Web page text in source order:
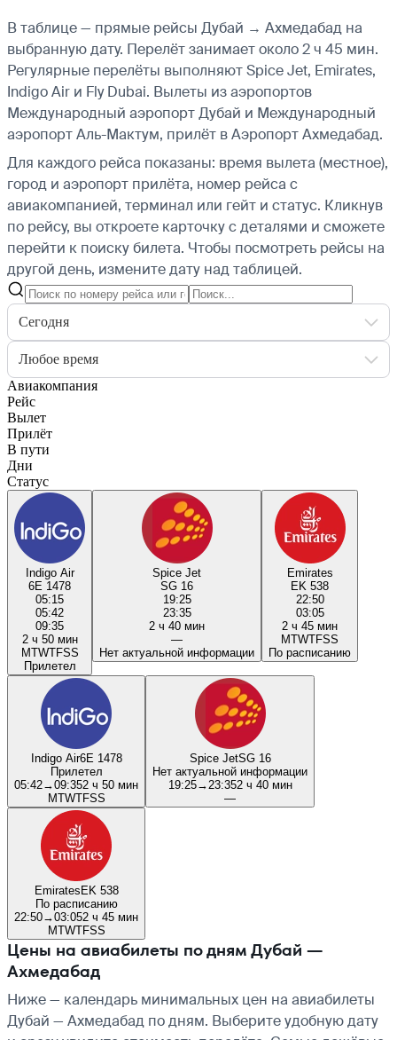
В таблице — прямые рейсы Дубай → Ахмедабад на
выбранную дату. Перелёт занимает около 2 ч 45 мин.
Регулярные перелёты выполняют Spice Jet, Emirates,
Indigo Air и Fly Dubai. Вылеты из аэропортов
Международный аэропорт Дубай и Международный
аэропорт Аль-Мактум, прилёт в Аэропорт Ахмедабад.
Для каждого рейса показаны: время вылета (местное),
город и аэропорт прилёта, номер рейса с
авиакомпанией, терминал или гейт и статус. Кликнув
по рейсу, вы откроете карточку с деталями и сможете
перейти к поиску билета. Чтобы посмотреть рейсы на
другой день, измените дату над таблицей.
Сегодня
Любое время
Авиакомпания
Рейс
Вылет
Прилёт
В пути
Дни
Статус
Indigo Air
6E 1478
05:15
05:42
09:35
2 ч 50 мин
MTWTFSS
Прилетел
Spice Jet
SG 16
19:25
23:35
2 ч 40 мин
—
Нет актуальной информации
Emirates
EK 538
22:50
03:05
2 ч 45 мин
MTWTFSS
По расписанию
Indigo Air6E 1478
Прилетел
05:42→09:352 ч 50 мин
MTWTFSS
Spice JetSG 16
Нет актуальной информации
19:25→ 23:352 ч 40 мин
—
EmiratesEK 538
По расписанию
22:50→03:052 ч 45 мин
MTWTFSS
Цены на авиабилеты по дням Дубай —
Ахмедабад
Ниже — календарь минимальных цен на авиабилеты
Дубай — Ахмедабад по дням. Выберите удобную дату